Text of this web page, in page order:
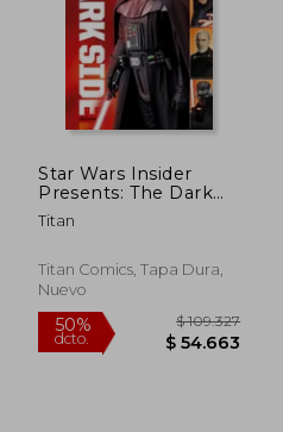
Star Wars Insider
Presents: The Dark
Side Collection (en
Inglés)
Titan
Titan Comics, Tapa Dura,
Nuevo